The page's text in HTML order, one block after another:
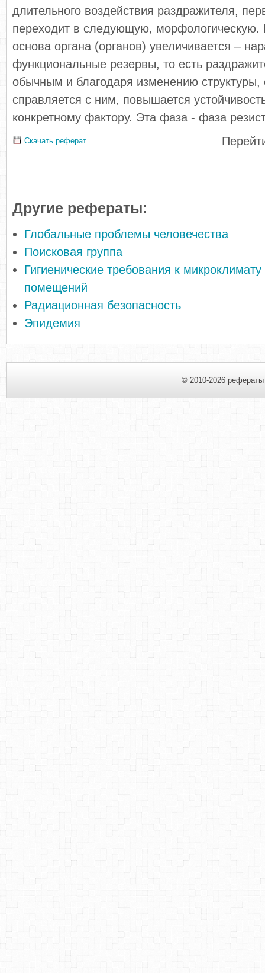
длительного воздействия раздражителя,
переходит в следующую, морфологическую.
основа органа (органов) увеличивается –
функциональные резервы, то есть
обычным и благодаря изменению структуры,
справляется с ним, повышается
конкретному фактору. Эта фаза - фаза
Скачать реферат
Другие рефераты:
Глобальные проблемы человечества
Поисковая группа
Гигиенические требования к
помещений
Радиационная безопасность
Эпидемия
© 2010-2026 рефераты